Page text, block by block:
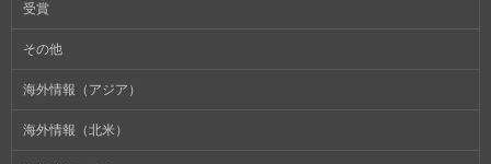
受賞
その他
海外情報（アジア）
海外情報（北米）